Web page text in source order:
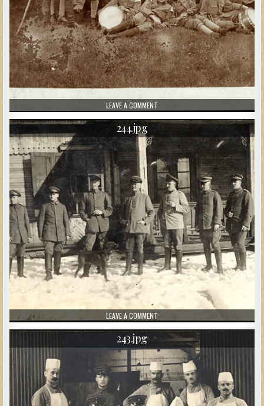
LEAVE A COMMENT
LEAVE A COMMENT
244.jpg
243.jpg